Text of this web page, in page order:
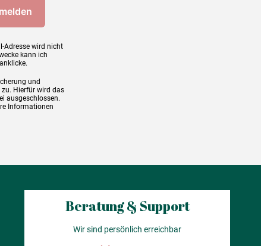
Adresse wird nicht
kann ich
und
Hierfür wird das
ausgeschlossen.
Informationen
Beratung & Support
Wir sind persönlich erreichbar